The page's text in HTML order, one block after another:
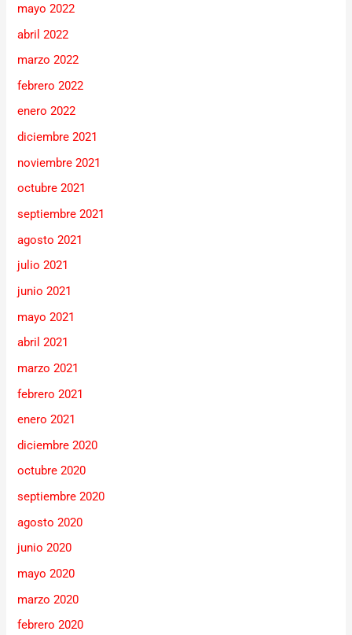
mayo 2022
abril 2022
marzo 2022
febrero 2022
enero 2022
diciembre 2021
noviembre 2021
octubre 2021
septiembre 2021
agosto 2021
julio 2021
junio 2021
mayo 2021
abril 2021
marzo 2021
febrero 2021
enero 2021
diciembre 2020
octubre 2020
septiembre 2020
agosto 2020
junio 2020
mayo 2020
marzo 2020
febrero 2020